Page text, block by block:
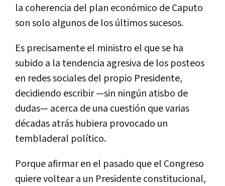
la coherencia del plan económico de Caputo
son solo algunos de los últimos sucesos.
Es precisamente el ministro el que se ha
subido a la tendencia agresiva de los posteos
en redes sociales del propio Presidente,
decidiendo escribir —sin ningún atisbo de
dudas— acerca de una cuestión que varias
décadas atrás hubiera provocado un
tembladeral político.
Porque afirmar en el pasado que el Congreso
quiere voltear a un Presidente constitucional,